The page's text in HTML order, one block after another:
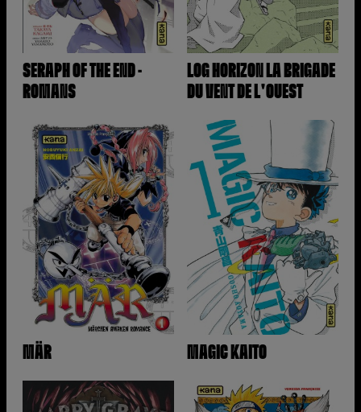
SERAPH OF THE END -
ROMANS
LOG HORIZON LA BRIGADE
DU VENT DE L'OUEST
MÄR MAGIC KAITO